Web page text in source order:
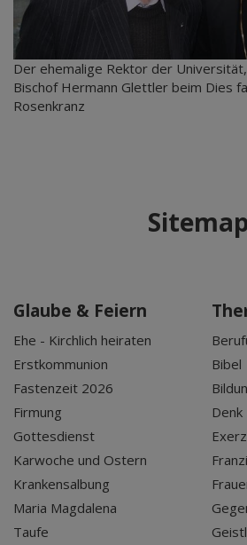
Der ehemalige Rektor der
Bischof Hermann Glettler beim Dies
Rosenkranz
Sitemap
Glaube & Feiern
Ehe - Kirchlich heiraten
Erstkommunion
Fastenzeit 2026
Firmung
Gottesdienst
Karwoche und Ostern
Krankensalbung
Maria Magdalena
Taufe
Bibel